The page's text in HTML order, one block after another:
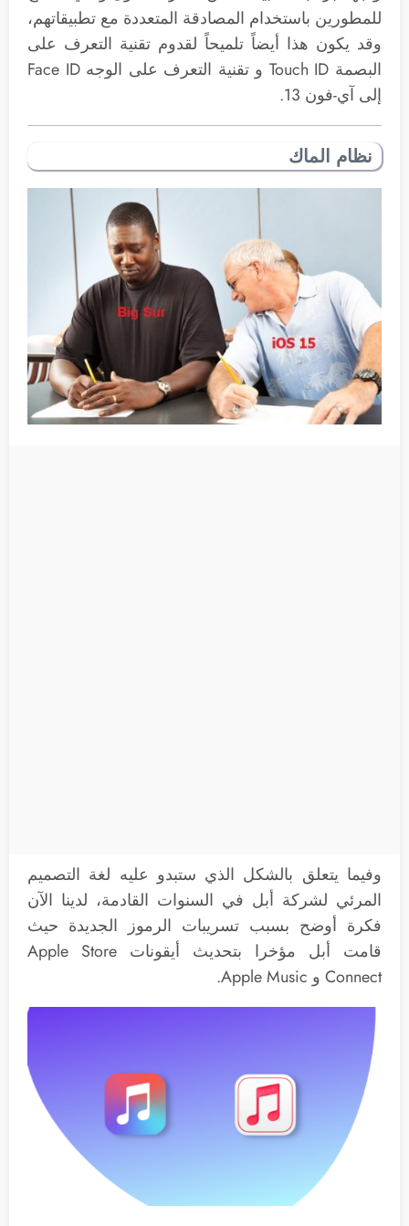
للمطورين باستخدام المصادقة المتعددة مع تطبيقاتهم،
وقد يكون هذا أيضاً تلميحاً لقدوم تقنية التعرف على
البصمة Touch ID و تقنية التعرف على الوجه Face ID
إلى آي-فون 13.
نظام الماك
وفيما يتعلق بالشكل الذي ستبدو عليه لغة التصميم
المرئي لشركة أبل في السنوات القادمة، لدينا الآن
فكرة أوضح بسبب تسريبات الرموز الجديدة حيث
قامت أبل مؤخرا بتحديث أيقونات Apple Store
Connect و Apple Music.